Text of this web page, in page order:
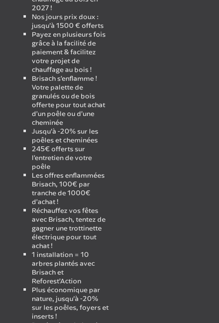
2027 !
Nos jours prix doux :
jusqu’à 1500 € offerts
Payez en plusieurs fois
grâce à la facilité de
paiement & facilitez
votre projet de
chauffage au bois !
Brisach s’enflamme !
Votre palette de
granulés ou de bois
offerte pour tout achat
d’un poêle ou d’une
cheminée
Jusqu’à -20% sur les
poêles et cheminées
245€ offerts sur
l’entretien de votre
poêle
Les offres enflammées
Brisach, 100€ par
tranche de 1000€
d’achat !
Réchauffez vos fêtes
avec Brisach, tentez de
gagner une trottinette
électrique pour tout
achat !
1 installation = 10
arbres plantés avec
Brisach et
Reforest’Action
Plus économique par
nature, jusqu’à -20%
sur les poêles, foyers et
inserts !